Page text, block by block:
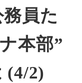
員た
本部”
(4/2)